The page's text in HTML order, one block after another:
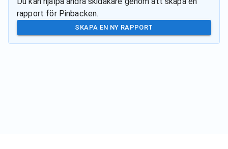
rapport för Pinbacken.
SKAPA EN NY RAPPORT